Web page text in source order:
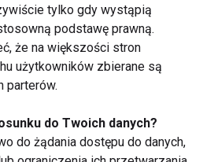
BÓL
tylko gdy wystąpią
podstawę prawną.
że na większości stron
użytkowników zbierane są
parterów.
do Twoich danych?
do żądania dostępu do danych,